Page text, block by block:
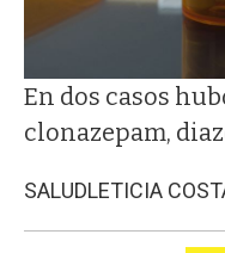
En dos casos
clonazepam,
SALUDLETICIA